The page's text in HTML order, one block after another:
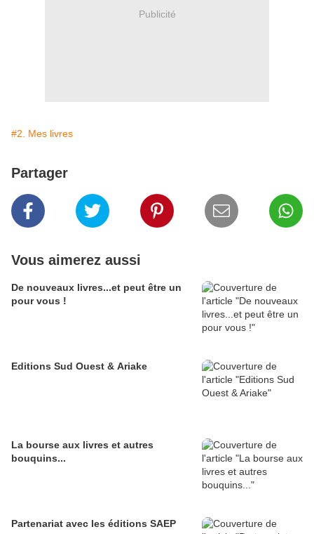
Publicité
#2. Mes livres
Partager
Vous aimerez aussi
De nouveaux livres...et peut être un
pour vous !
Editions Sud Ouest & Ariake
La bourse aux livres et autres
bouquins...
Partenariat avec les éditions SAEP